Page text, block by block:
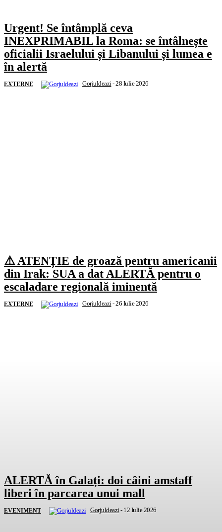
Urgent! Se întâmplă ceva
INEXPRIMABIL la Roma: se întâlnește
oficialii Israelului și Libanului și lumea e
în alertă
EXTERNE Gorjuldeazi-28 Iulie 2026
⚠️ ATENȚIE de groază pentru americanii
din Irak: SUA a dat ALERTĂ pentru o
escaladare regională iminentă
EXTERNE Gorjuldeazi -26 Iulie 2026
ALERTĂ în Galați: doi câini amstaff
liberi în parcarea unui mall
EVENIMENT Gorjuldeazi- 12 Iulie 2026